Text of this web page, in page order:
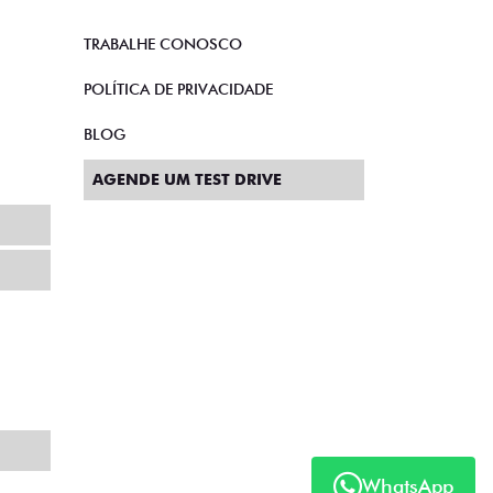
WhatsApp
TRABALHE CONOSCO
POLÍTICA DE PRIVACIDADE
BLOG
AGENDE UM TEST DRIVE